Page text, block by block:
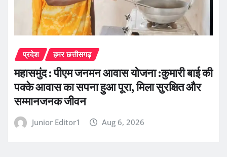
प्रदेश हमर छत्तीसगढ़
महासमुंद : पीएम जनमन आवास योजना :कुमारी बाई की
पक्के आवास का सपना हुआ पूरा, मिला सुरक्षित और
सम्मानजनक जीवन
Junior Editor1 Aug 6, 2026